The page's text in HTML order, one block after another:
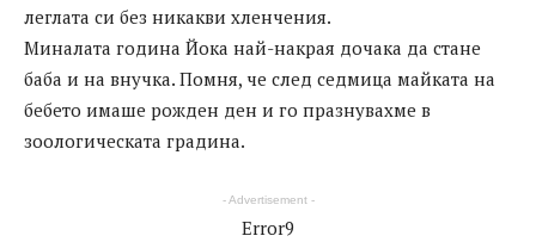
леглата си без никакви хленчения.
Миналата година Йока най-накрая дочака да стане
баба и на внучка. Помня, че след седмица майката на
бебето имаше рожден ден и го празнувахме в
зоологическата градина.
- Advertisement -
Error9